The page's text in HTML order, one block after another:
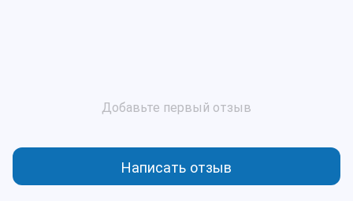
Добавьте первый отзыв
Написать отзыв